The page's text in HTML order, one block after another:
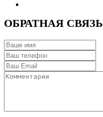
ОБРАТНАЯ СВЯЗЬ